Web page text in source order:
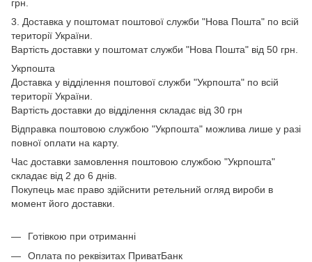
грн.
3. Доставка у поштомат поштової служби "Нова Пошта" по всій
території України.
Вартість доставки у поштомат служби "Нова Пошта" від 50 грн.
Укрпошта
Доставка у відділення поштової служби "Укрпошта" по всій
території України.
Вартість доставки до відділення складає від 30 грн
Відправка поштовою службою "Укрпошта" можлива лише у разі
повної оплати на карту.
Час доставки замовлення поштовою службою "Укрпошта"
складає від 2 до 6 днів.
Покупець має право здійснити ретельний огляд вироби в
момент його доставки.
Готівкою при отриманні
Оплата по реквізитах ПриватБанк